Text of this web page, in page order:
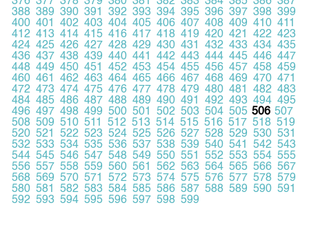
388 389 390 391 392 393 394 395 396 397 398 399
400 401 402 403 404 405 406 407 408 409 410 411
412 413 414 415 416 417 418 419 420 421 422 423
424 425 426 427 428 429 430 431 432 433 434 435
436 437 438 439 440 441 442 443 444 445 446 447
448 449 450 451 452 453 454 455 456 457 458 459
460 461 462 463 464 465 466 467 468 469 470 471
472 473 474 475 476 477 478 479 480 481 482 483
484 485 486 487 488 489 490 491 492 493 494 495
496 497 498 499 500 501 502 503 504 505 506 507
508 509 510 511 512 513 514 515 516 517 518 519
520 521 522 523 524 525 526 527 528 529 530 531
532 533 534 535 536 537 538 539 540 541 542 543
544 545 546 547 548 549 550 551 552 553 554 555
556 557 558 559 560 561 562 563 564 565 566 567
568 569 570 571 572 573 574 575 576 577 578 579
580 581 582 583 584 585 586 587 588 589 590 591
592 593 594 595 596 597 598 599